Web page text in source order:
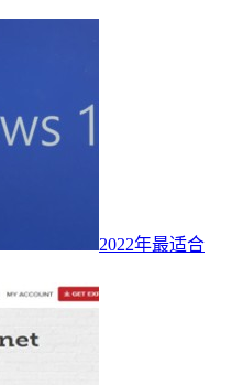
2022年最适合